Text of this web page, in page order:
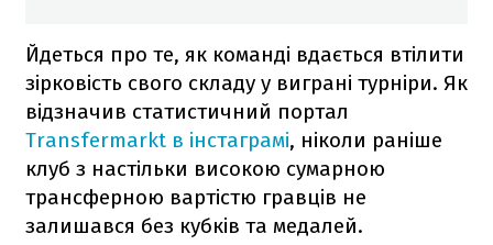
Йдеться про те, як команді вдається втілити
зірковість свого складу у виграні турніри. Як
відзначив статистичний портал
Transfermarkt в інстаграмі, ніколи раніше
клуб з настільки високою сумарною
трансферною вартістю гравців не
залишався без кубків та медалей.